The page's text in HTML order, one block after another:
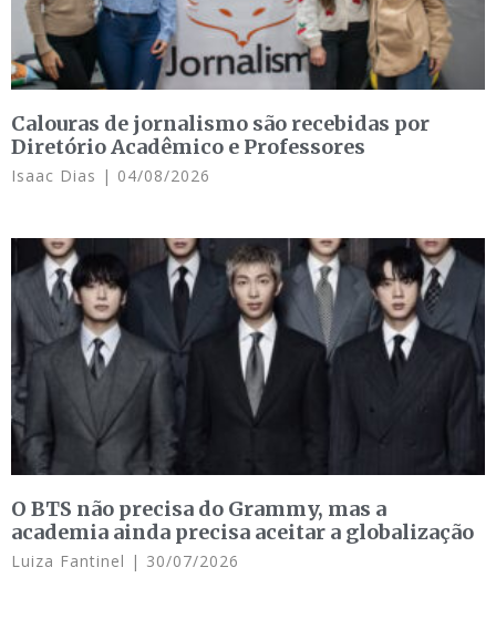
Calouras de jornalismo são recebidas por
Diretório Acadêmico e Professores
Isaac Dias 04/08/2026
O BTS não precisa do Grammy, mas a
academia ainda precisa aceitar a globalização
Luiza Fantinel 30/07/2026